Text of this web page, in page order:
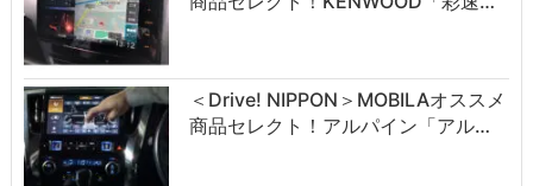
＜Drive! NIPPON＞MOBILAオススメ
商品セレクト！アルパイン「アル…